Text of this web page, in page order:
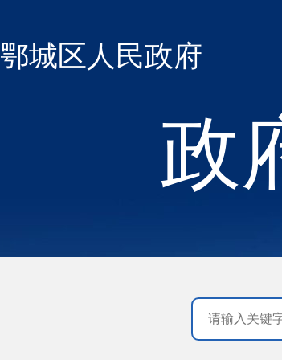
政
鄂城区人民政府